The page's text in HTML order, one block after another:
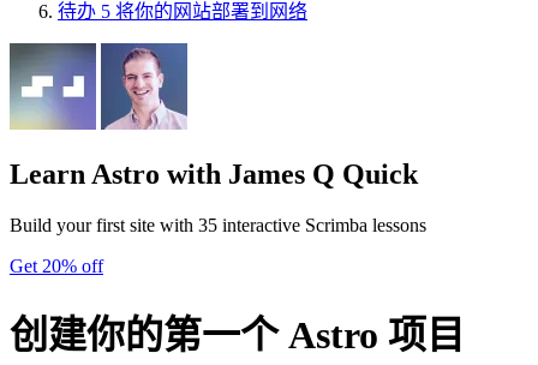
待办 5 将你的网站部署到网络
Learn Astro with James Q Quick
Build your first site with 35 interactive Scrimba lessons
Get 20% off
创建你的第一个 Astro 项目